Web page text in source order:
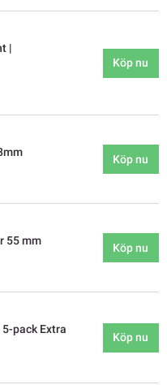
|
Köp nu
Köp nu
55 mm
Köp nu
pack Extra
Köp nu